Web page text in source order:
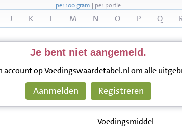
per 100 gram | per portie
J K L M N O P Q
Je bent niet aangemeld.
account op Voedingswaardetabel.nl om alle
Aanmelden Registreren
Voedingsmiddel